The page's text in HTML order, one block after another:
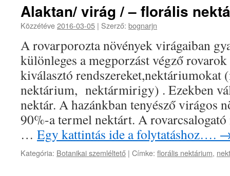
Alaktan/ virág / – florális
Közzétéve2016-03-05 | Szerző: bognarjn
A rovarporozta növények virágaiban
különleges a megporzást végző
kiválasztó rendszereket,nektáriumokat
nektárium, nektármirigy) . Ezekben
nektár. A hazánkban tenyésző virágos
90%-a termel nektárt. A
… Egy kattintás ide a folytatáshoz….
Kategória: Botanikai szemléltető | Címke: florális nektárium,